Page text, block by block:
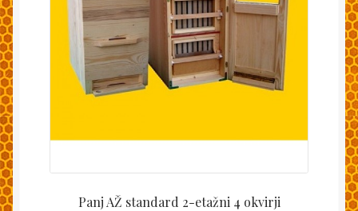
Panj AŽ standard 2-etažni 4 okvirji